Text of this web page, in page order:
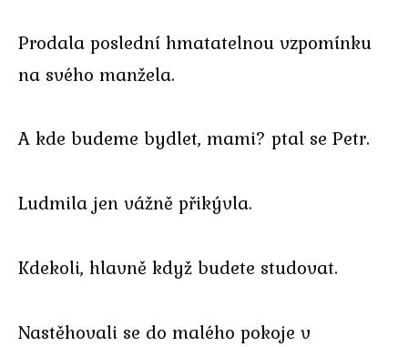
Prodala poslední hmatatelnou vzpomínku
na svého manžela.
A kde budeme bydlet, mami? ptal se Petr.
Ludmila jen vážně přikývla.
Kdekoli, hlavně když budete studovat.
Nastěhovali se do malého pokoje v